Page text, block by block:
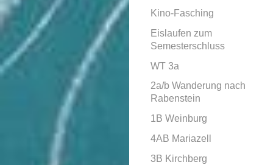
Kino-Fasching
Eislaufen zum
Semesterschluss
WT 3a
2a/b Wanderung nach
Rabenstein
1B Weinburg
4AB Mariazell
3B Kirchberg